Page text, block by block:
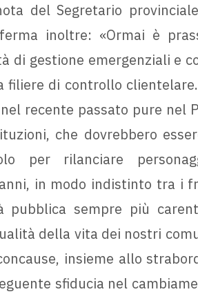
del Segretario
inoltre: «Ormai è
di gestione emergenziali e
filiere di controllo
recente passato pure nel
che dovrebbero
per rilanciare
in modo indistinto tra i
pubblica sempre più
della vita dei nostri
insieme allo
sfiducia nel